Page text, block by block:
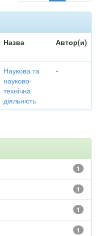
Назва Автор(и)
Наукова та
науково-
технічна
діяльність
-
1
1
1
1